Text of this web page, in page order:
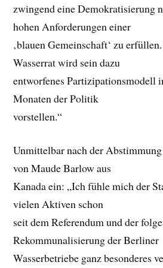
zwingend eine Demokratisierung
hohen Anforderungen einer
‚blauen Gemeinschaft‘ zu
Wasserrat wird sein dazu
entworfenes Partizipationsmodell
Monaten der Politik
vorstellen.“
Unmittelbar nach der
von Maude Barlow aus
Kanada ein: „Ich fühle mich der
vielen Aktiven schon
seit dem Referendum und der
Rekommunalisierung der Berliner
Wasserbetriebe ganz besonderes